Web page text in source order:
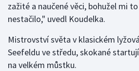
Ragby
Rychlostní kanoistika
zažité a naučené věci, bohužel mi
nestačilo," uvedl Koudelka.
Mistrovství světa v klasickém
Seefeldu ve středu, skokané
na velkém můstku.